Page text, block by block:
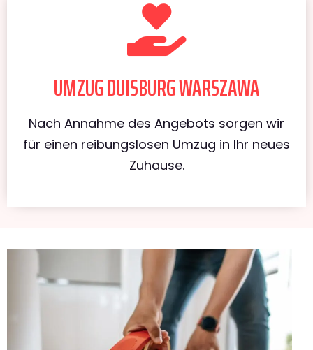
UMZUG DUISBURG WARSZAWA
Nach Annahme des Angebots sorgen wir
für einen reibungslosen Umzug in Ihr neues
Zuhause.